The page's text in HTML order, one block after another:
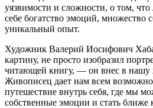
уязвимости и сложности, о том, что
себе богатство эмоций, множество
уникальный опыт.
Художник Валерий Иосифович
картину, не просто изобразил
читающей книгу, — он внес в нашу
Живописец дает нам всем
путешествие внутрь себя, где мы
собственные эмоции и стать ближе